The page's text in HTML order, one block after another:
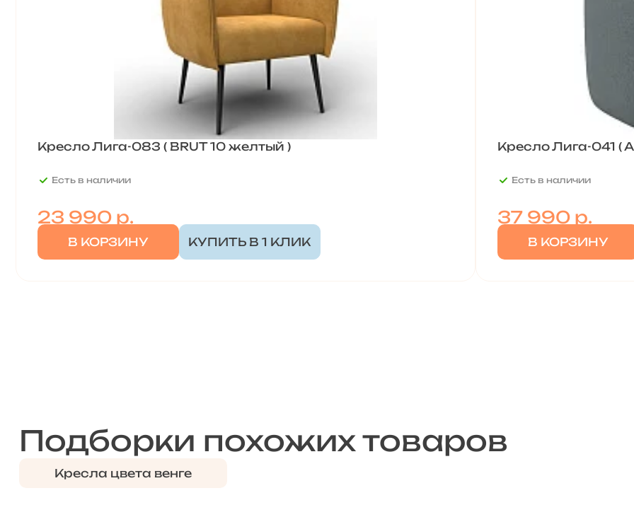
Кресло Лига-083 ( BRUT 10 желтый )
Есть в наличии
23 990р.
В КОРЗИНУ КУПИТЬ В 1 КЛИК
Кресло Лига-041 (
Есть в наличии
37 990р.
В КОРЗИНУ
Подборки похожих товаров
Кресла цвета венге